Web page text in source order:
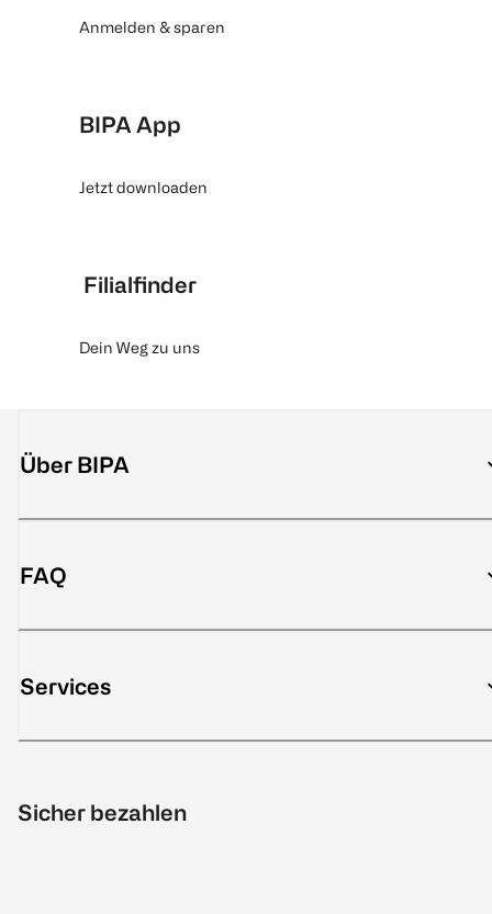
Anmelden & sparen
BIPA App
Jetzt downloaden
Filialfinder
Dein Weg zu uns
Über BIPA
FAQ
Services
Sicher bezahlen